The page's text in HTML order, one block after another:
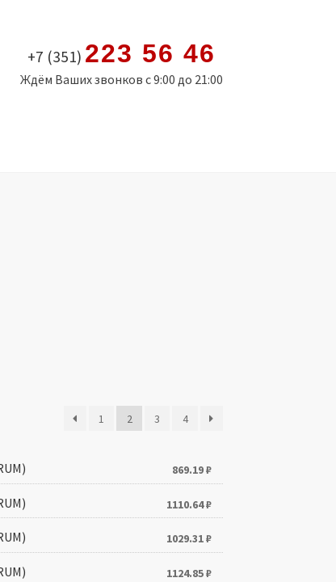
+7 (351) 223 56 46
Ждём Ваших звонков с 9:00 до 21:00
1 2 3 4
869.19₽
1110.64₽
1029.31₽
1124.85₽